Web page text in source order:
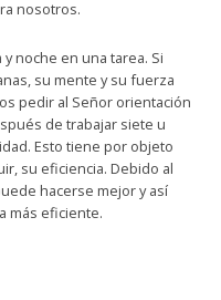
nosotros.
noche en una tarea. Si
su mente y su fuerza
pedir al Señor orientación
de trabajar siete u
Esto tiene por objeto
su eficiencia. Debido al
hacerse mejor y así
más eficiente.